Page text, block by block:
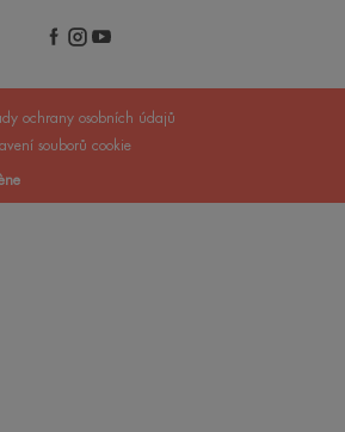
ochrany osobních údajů
souborů cookie